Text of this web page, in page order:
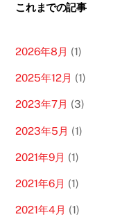
これまでの記事
2026年8月 (1)
2025年12月 (1)
2023年7月 (3)
2023年5月 (1)
2021年9月 (1)
2021年6月 (1)
2021年4月 (1)